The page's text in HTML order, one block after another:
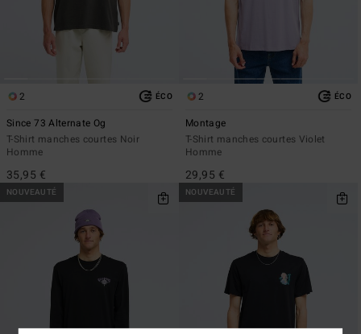
2 ÉCO
Since 73 Alternate Og
T-Shirt manches courtes Noir
Homme
35,95 €
2 ÉCO
Montage
T-Shirt manches courtes Violet
Homme
29,95 €
NOUVEAUTÉ NOUVEAUTÉ